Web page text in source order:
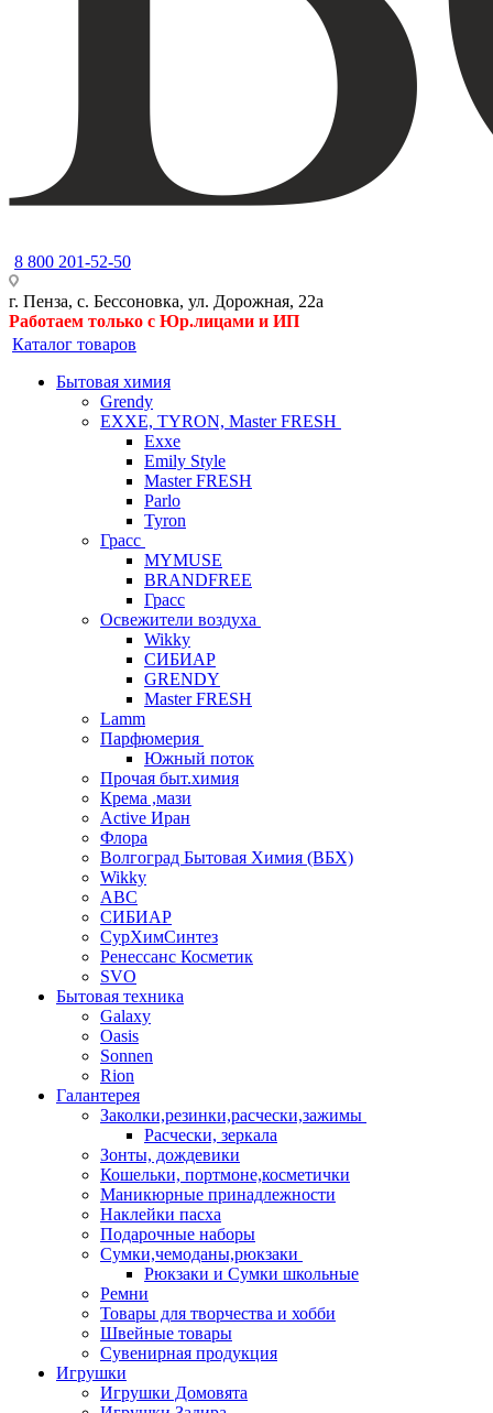
8 800 201-52-50
г. Пенза, с. Бессоновка, ул. Дорожная, 22а
Работаем только с Юр.лицами и ИП
Каталог товаров
Бытовая химия
Grendy
EXXE, TYRON, Master FRESH
Exxe
Emily Style
Master FRESH
Parlo
Tyron
Грасс
MYMUSE
BRANDFREE
Грасс
Освежители воздуха
Wikky
СИБИАР
GRENDY
Master FRESH
Lamm
Парфюмерия
Южный поток
Прочая быт.химия
Крема ,мази
Аctive Иран
Флора
Волгоград Бытовая Химия (ВБХ)
Wikky
АВС
СИБИАР
СурХимСинтез
Ренессанс Косметик
SVO
Бытовая техника
Galaxy
Oasis
Sonnen
Rion
Галантерея
Заколки,резинки,расчески,зажимы
Расчески, зеркала
Зонты, дождевики
Кошельки, портмоне,косметички
Маникюрные принадлежности
Наклейки пасха
Подарочные наборы
Сумки,чемоданы,рюкзаки
Рюкзаки и Сумки школьные
Ремни
Товары для творчества и хобби
Швейные товары
Сувенирная продукция
Игрушки
Игрушки Домовята